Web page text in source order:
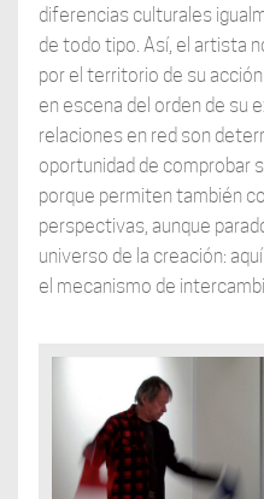
diferencias culturales
de todo tipo. Así, el artista
por el territorio de su
en escena del orden de su
relaciones en red son
oportunidad de comprobar
porque permiten también
perspectivas, aunque
universo de la creación:
el mecanismo de